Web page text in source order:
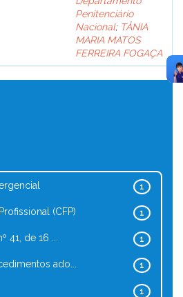
Penitenciário
Nacional; TÂNIA
MARIA MATOS
FERREIRA FOGAÇA
1
1
(CFP)
1
41, de 16 ...
1
ado...
1